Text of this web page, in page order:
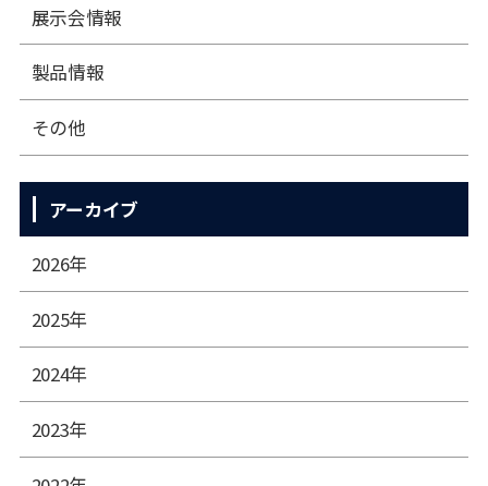
展⽰会情報
製品情報
その他
アーカイブ
2026年
2025年
2024年
2023年